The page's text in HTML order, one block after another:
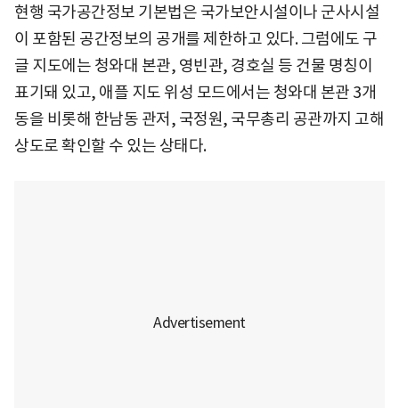
현행 국가공간정보 기본법은 국가보안시설이나 군사시설
이 포함된 공간정보의 공개를 제한하고 있다. 그럼에도 구
글 지도에는 청와대 본관, 영빈관, 경호실 등 건물 명칭이
표기돼 있고, 애플 지도 위성 모드에서는 청와대 본관 3개
동을 비롯해 한남동 관저, 국정원, 국무총리 공관까지 고해
상도로 확인할 수 있는 상태다.